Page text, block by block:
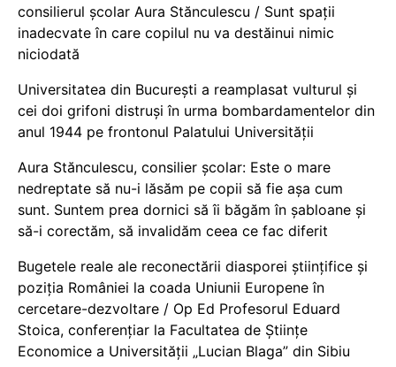
consilierul școlar Aura Stănculescu / Sunt spații
inadecvate în care copilul nu va destăinui nimic
niciodată
Universitatea din București a reamplasat vulturul și
cei doi grifoni distruși în urma bombardamentelor din
anul 1944 pe frontonul Palatului Universității
Aura Stănculescu, consilier școlar: Este o mare
nedreptate să nu-i lăsăm pe copii să fie așa cum
sunt. Suntem prea dornici să îi băgăm în șabloane și
să-i corectăm, să invalidăm ceea ce fac diferit
Bugetele reale ale reconectării diasporei științifice și
poziția României la coada Uniunii Europene în
cercetare-dezvoltare / Op Ed Profesorul Eduard
Stoica, conferențiar la Facultatea de Științe
Economice a Universității „Lucian Blaga” din Sibiu